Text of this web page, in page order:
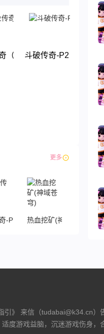
（买断版）
斗破传奇-P2
更多
-P2 热血挖矿(神域苍穹)
》 来信（tudabai@k34.cn）
度游戏益脑，沉迷游戏伤身，